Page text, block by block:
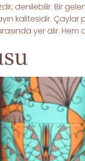
denilebilir. Bir
kalitesidir.
yer alır.